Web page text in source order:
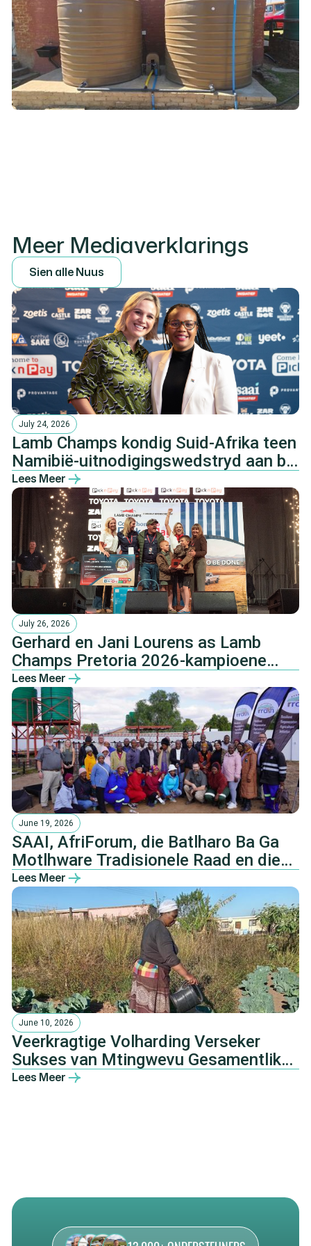
Meer Mediaverklarings
Sien alleNuus
July 24, 2026
Lamb Champs kondig Suid-Afrika teen
Namibië-uitnodigingswedstryd aan by
Pretoria-boeredinee
Lees Meer
July 26, 2026
Gerhard en Jani Lourens as Lamb
Champs Pretoria 2026-kampioene
gekroon
Lees Meer
June 19, 2026
SAAI, AfriForum, die Batlharo Ba Ga
Motlhware Tradisionele Raad en die
NHTKL.
Lees Meer
June 10, 2026
Veerkragtige Volharding Verseker
Sukses van Mtingwevu Gesamentlike
Landbou-ontwikkelingsinisiatief
Lees Meer